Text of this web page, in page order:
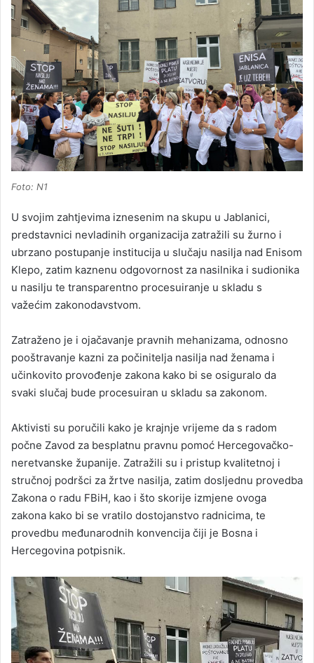
Foto: N1
U svojim zahtjevima iznesenim na skupu u Jablanici,
predstavnici nevladinih organizacija zatražili su žurno i
ubrzano postupanje institucija u slučaju nasilja nad Enisom
Klepo, zatim kaznenu odgovornost za nasilnika i sudionika
u nasilju te transparentno procesuiranje u skladu s
važećim zakonodavstvom.
Zatraženo je i ojačavanje pravnih mehanizama, odnosno
pooštravanje kazni za počinitelja nasilja nad ženama i
učinkovito provođenje zakona kako bi se osiguralo da
svaki slučaj bude procesuiran u skladu sa zakonom.
Aktivisti su poručili kako je krajnje vrijeme da s radom
počne Zavod za besplatnu pravnu pomoć Hercegovačko-
neretvanske županije. Zatražili su i pristup kvalitetnoj i
stručnoj podršci za žrtve nasilja, zatim dosljednu provedba
Zakona o radu FBiH, kao i što skorije izmjene ovoga
zakona kako bi se vratilo dostojanstvo radnicima, te
provedbu međunarodnih konvencija čiji je Bosna i
Hercegovina potpisnik.